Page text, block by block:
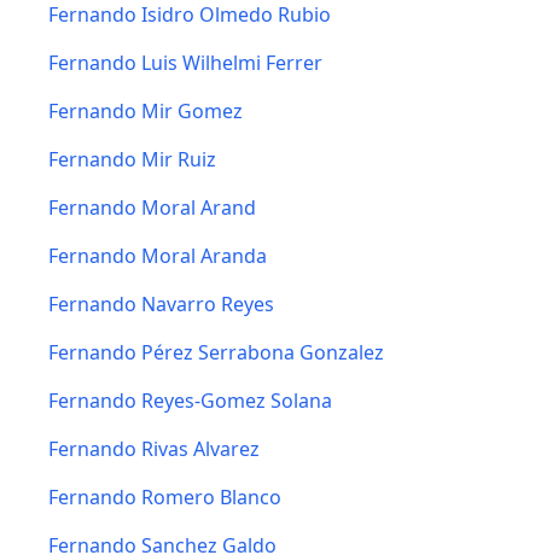
Fernando Isidro Olmedo Rubio
Fernando Luis Wilhelmi Ferrer
Fernando Mir Gomez
Fernando Mir Ruiz
Fernando Moral Arand
Fernando Moral Aranda
Fernando Navarro Reyes
Fernando Pérez Serrabona Gonzalez
Fernando Reyes-Gomez Solana
Fernando Rivas Alvarez
Fernando Romero Blanco
Fernando Sanchez Galdo